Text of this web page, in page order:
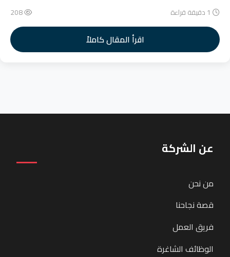
اقرأ المقال كاملاً
عن الشركة
من نحن
قصة نجاحنا
فريق العمل
الوظائف الشاغرة